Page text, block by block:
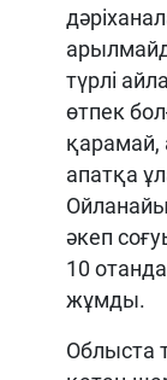
түрлі
өтпек
апатқа
әкеп
10
жұмды.
Облыста